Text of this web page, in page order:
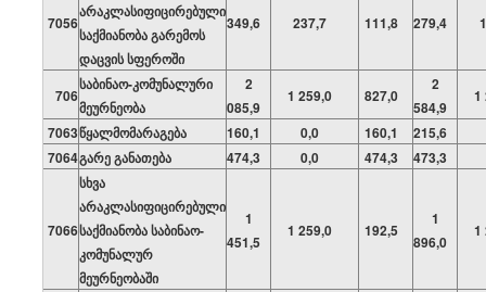
7056
არაკლასიფიცირებული
საქმიანობა გარემოს
დაცვის სფეროში
349,6 237,7 111,8 279,4
706
საბინაო-კომუნალური
მეურნეობა
2
085,9
1 259,0 827,0
2
584,9
7063წყალმომარაგება 160,1 0,0 160,1
215,6
7064გარე განათება 474,3 0,0 474,3 473,3
7066
სხვა
არაკლასიფიცირებული
საქმიანობა საბინაო-
კომუნალურ
მეურნეობაში
1
451,5
1 259,0 192,5
1
896,0